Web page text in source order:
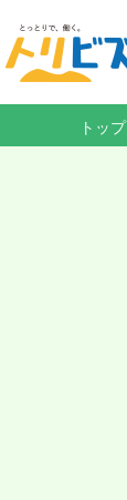
トップ